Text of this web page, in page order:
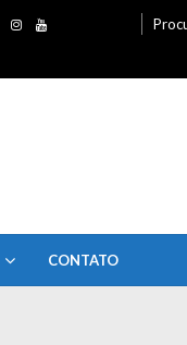
por:
CONTATO